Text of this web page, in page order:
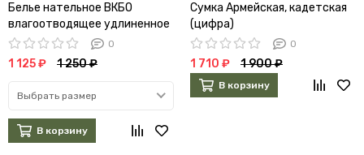
Белье нательное ВКБО
влагоотводящее удлиненное
(А)
0
1 125 ₽ 1 250 ₽
Выбрать размер
В корзину
Сумка Армейская, кадетская
(цифра)
0
1 710 ₽ 1 900 ₽
В корзину